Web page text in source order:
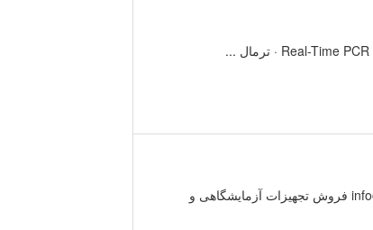
ی ساخت ایران برگزار کننده معاونت علمی و فناوری ریاست جمهوری ایمیل info@iranlabexpo.ir فروش تجهیزات آزمایشگاهی و